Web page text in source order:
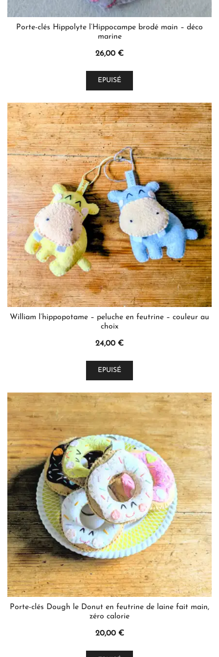
Porte-clés Hippolyte l’Hippocampe brodé main – déco
marine
26,00 €
EPUISÉ
Ce
plusieurs
variations.
Les
options
peuvent
être
choisies
sur
page
du
produit
William l’hippopotame – peluche en feutrine – couleur au
choix
24,00 €
EPUISÉ
Ce
plusieurs
variations.
options
peuvent
être
choisies
sur
la
page
du
produit
Porte-clés Dough le Donut en feutrine de laine fait main,
zéro calorie
20,00 €
Ce